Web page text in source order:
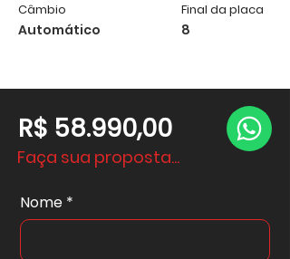
Câmbio
Automático
Final da placa
8
R$ 58.990,00
Faça sua proposta...
Nome